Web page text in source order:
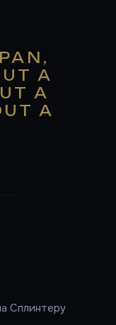
A
A
A
Сплинтеру